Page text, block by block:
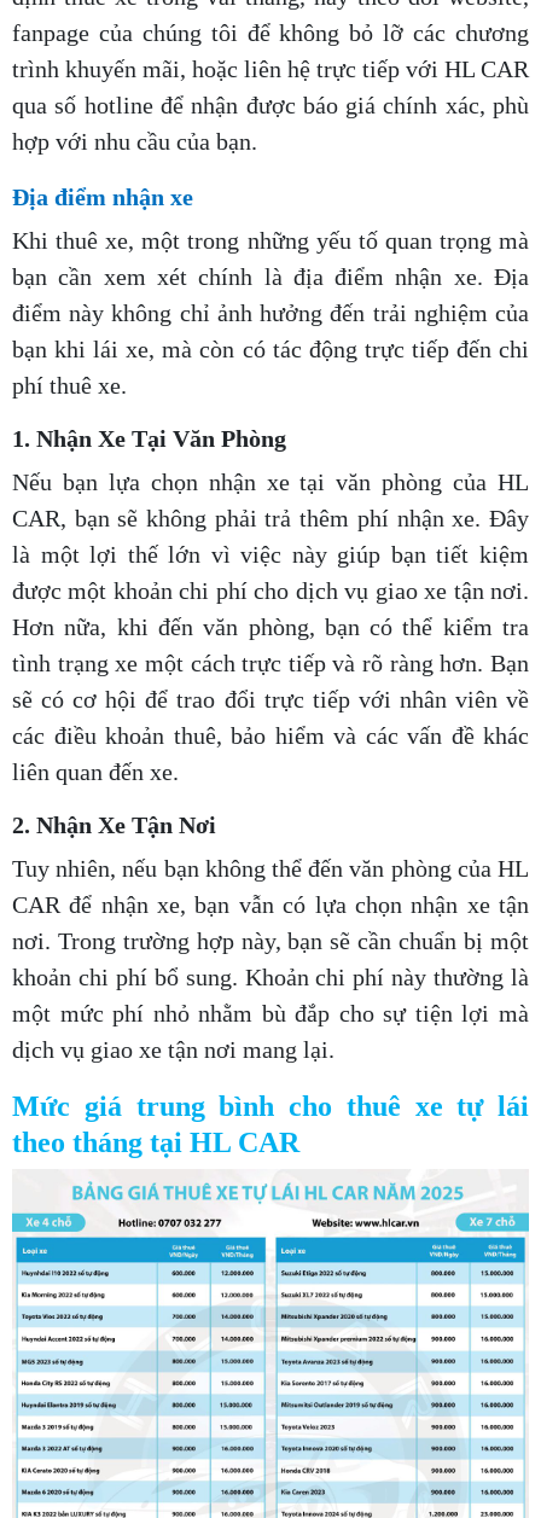
fanpage của chúng tôi để không bỏ lỡ các chương
trình khuyến mãi, hoặc liên hệ trực tiếp với HL CAR
qua số hotline để nhận được báo giá chính xác, phù
hợp với nhu cầu của bạn.
Địa điểm nhận xe
Khi thuê xe, một trong những yếu tố quan trọng mà
bạn cần xem xét chính là địa điểm nhận xe. Địa
điểm này không chỉ ảnh hưởng đến trải nghiệm của
bạn khi lái xe, mà còn có tác động trực tiếp đến chi
phí thuê xe.
1. Nhận Xe Tại Văn Phòng
Nếu bạn lựa chọn nhận xe tại văn phòng của HL
CAR, bạn sẽ không phải trả thêm phí nhận xe. Đây
là một lợi thế lớn vì việc này giúp bạn tiết kiệm
được một khoản chi phí cho dịch vụ giao xe tận nơi.
Hơn nữa, khi đến văn phòng, bạn có thể kiểm tra
tình trạng xe một cách trực tiếp và rõ ràng hơn. Bạn
sẽ có cơ hội để trao đổi trực tiếp với nhân viên về
các điều khoản thuê, bảo hiểm và các vấn đề khác
liên quan đến xe.
2. Nhận Xe Tận Nơi
Tuy nhiên, nếu bạn không thể đến văn phòng của HL
CAR để nhận xe, bạn vẫn có lựa chọn nhận xe tận
nơi. Trong trường hợp này, bạn sẽ cần chuẩn bị một
khoản chi phí bổ sung. Khoản chi phí này thường là
một mức phí nhỏ nhằm bù đắp cho sự tiện lợi mà
dịch vụ giao xe tận nơi mang lại.
Mức giá trung bình cho thuê xe tự lái
theo tháng tại HL CAR